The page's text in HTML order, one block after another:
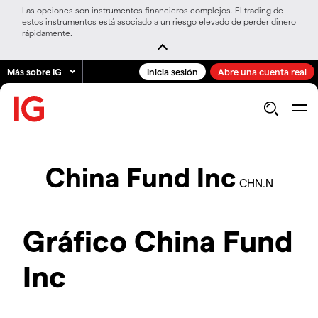
Las opciones son instrumentos financieros complejos. El trading de
estos instrumentos está asociado a un riesgo elevado de perder dinero
rápidamente.
Más sobre IG Inicia sesión Abre una cuenta real
China Fund Inc CHN.N
Gráfico China Fund
Inc